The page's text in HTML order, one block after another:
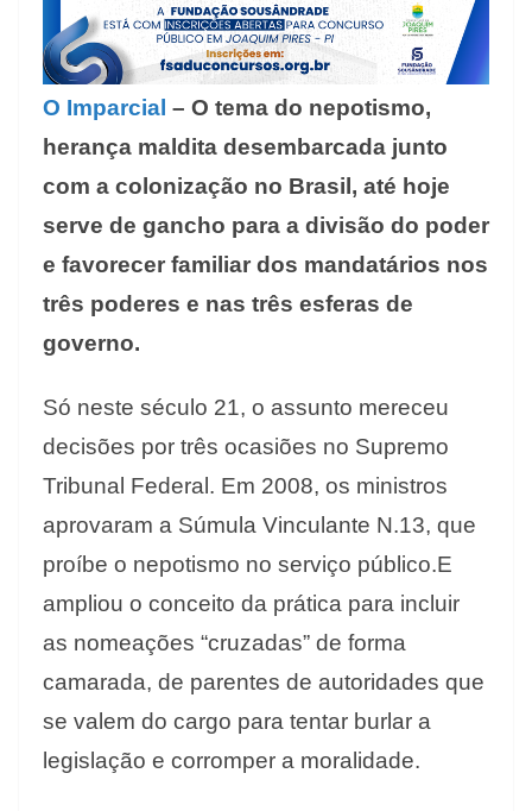
O Imparcial – O tema do nepotismo,
herança maldita desembarcada junto
com a colonização no Brasil, até hoje
serve de gancho para a divisão do poder
e favorecer familiar dos mandatários nos
três poderes e nas três esferas de
governo.
Só neste século 21, o assunto mereceu
decisões por três ocasiões no Supremo
Tribunal Federal. Em 2008, os ministros
aprovaram a Súmula Vinculante N.13, que
proíbe o nepotismo no serviço público.E
ampliou o conceito da prática para incluir
as nomeações “cruzadas” de forma
camarada, de parentes de autoridades que
se valem do cargo para tentar burlar a
legislação e corromper a moralidade.